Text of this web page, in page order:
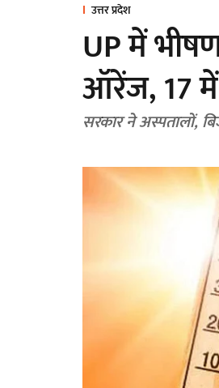
उत्तर प्रदेश
UP में
ऑरेंज, 17 में
सरकार ने अस्पतालों,